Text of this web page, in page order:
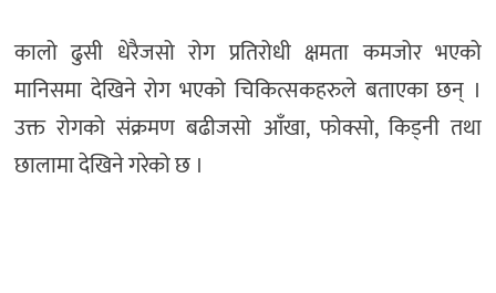
कालो ढुसी धेरैजसो रोग प्रतिरोधी क्षमता कमजोर भएको
मानिसमा देखिने रोग भएको चिकित्सकहरुले बताएका छन् ।
उक्त रोगको संक्रमण बढीजसो आँखा, फोक्सो, किड्नी तथा
छालामा देखिने गरेको छ ।